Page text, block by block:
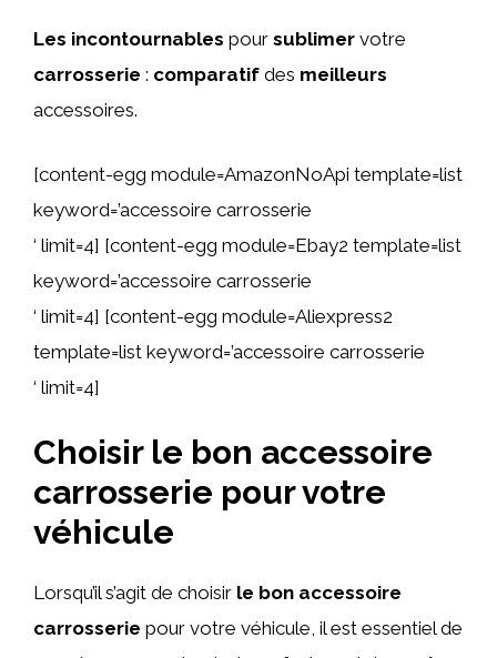
Les incontournables pour sublimer votre
carrosserie : comparatif des meilleurs
accessoires.
[content-egg module=AmazonNoApi template=list
keyword=’accessoire carrosserie
‘ limit=4] [content-egg module=Ebay2 template=list
keyword=’accessoire carrosserie
‘ limit=4] [content-egg module=Aliexpress2
template=list keyword=’accessoire carrosserie
‘ limit=4]
Choisir le bon accessoire
carrosserie pour votre
véhicule
Lorsqu’il s’agit de choisir le bon accessoire
carrosserie pour votre véhicule, il est essentiel de